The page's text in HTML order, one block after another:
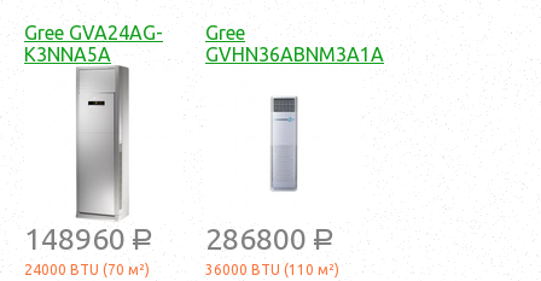
Gree GVA24AG-
K3NNA5A
148960 a
24000 BTU (70 м²)
Gree
GVHN36ABNM3A1A
286800 a
36000 BTU (110 м²)